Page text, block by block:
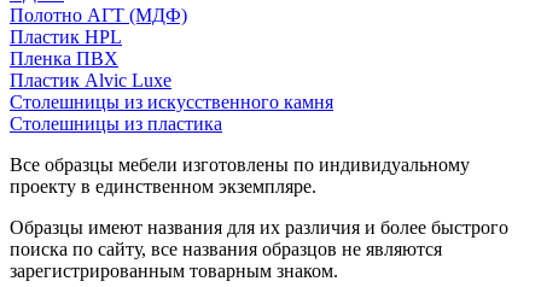
Полотно АГТ (МДФ)
Пластик HPL
Пленка ПВХ
Пластик Alvic Luxe
Столешницы из искусственного камня
Столешницы из пластика
Все образцы мебели изготовлены по индивидуальному
проекту в единственном экземпляре.
Образцы имеют названия для их различия и более быстрого
поиска по сайту, все названия образцов не являются
зарегистрированным товарным знаком.